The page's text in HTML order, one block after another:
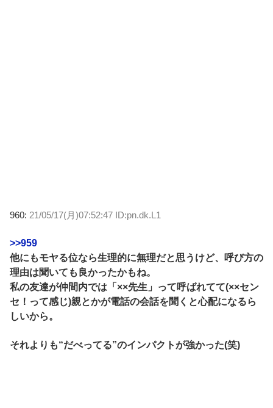
960: 21/05/17(月)07:52:47 ID:pn.dk.L1
>>959
他にもモヤる位なら生理的に無理だと思うけど、呼び方の
理由は聞いても良かったかもね。
私の友達が仲間内では「××先生」って呼ばれてて(××セン
セ！って感じ)親とかが電話の会話を聞くと心配になるら
しいから。
それよりも“だべってる”のインパクトが強かった(笑)